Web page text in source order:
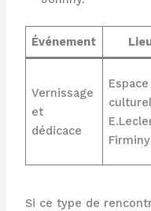
Événement
Vernissage
et
dédicace
Espace
culturel
Firminy
Si ce type de